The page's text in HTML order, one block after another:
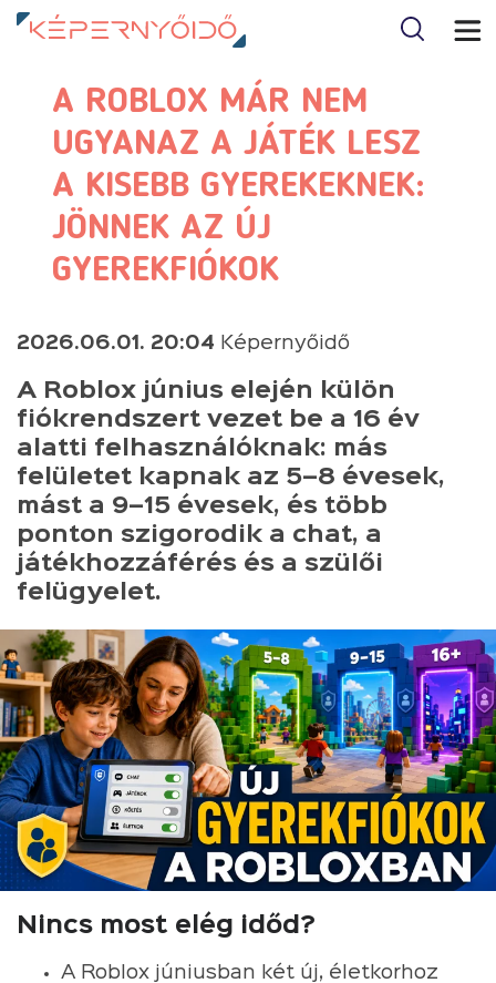
A ROBLOX MÁR NEM
UGYANAZ A JÁTÉK LESZ
A KISEBB GYEREKEKNEK:
JÖNNEK AZ ÚJ
GYEREKFIÓKOK
2026.06.01. 20:04 Képernyőidő
A Roblox június elején külön
fiókrendszert vezet be a 16 év
alatti felhasználóknak: más
felületet kapnak az 5–8 évesek,
mást a 9–15 évesek, és több
ponton szigorodik a chat, a
játékhozzáférés és a szülői
felügyelet.
Nincs most elég időd?
A Roblox júniusban két új, életkorhoz